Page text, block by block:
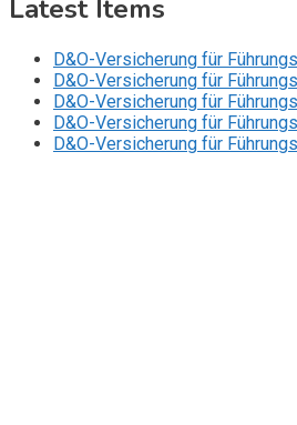
Latest Items
D&O-Versicherung für
D&O-Versicherung für
D&O-Versicherung für
D&O-Versicherung für
D&O-Versicherung für